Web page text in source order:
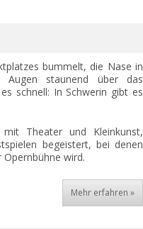
bummelt, die Nase in
staunend über das
schnell: In Schwerin gibt es
Theater und Kleinkunst,
begeistert, bei denen
wird.
Mehr erfahren »